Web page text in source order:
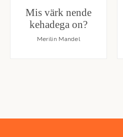
Mis värk nende
kehadega on?
Merilin Mandel